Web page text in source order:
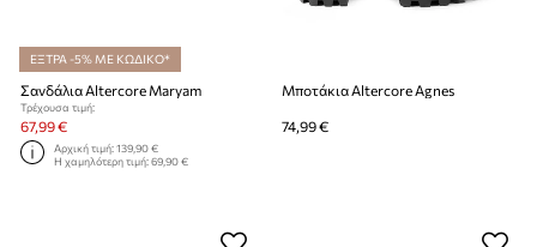
ΕΞΤΡΑ -5% ΜΕ ΚΩΔΙΚΟ*
Σανδάλια Altercore Maryam
Τρέχουσα τιμή:
67,99 €
Αρχική τιμή:139,90 €
Η χαμηλότερη τιμή:69,90 €
Μποτάκια Altercore Agnes
74,99 €